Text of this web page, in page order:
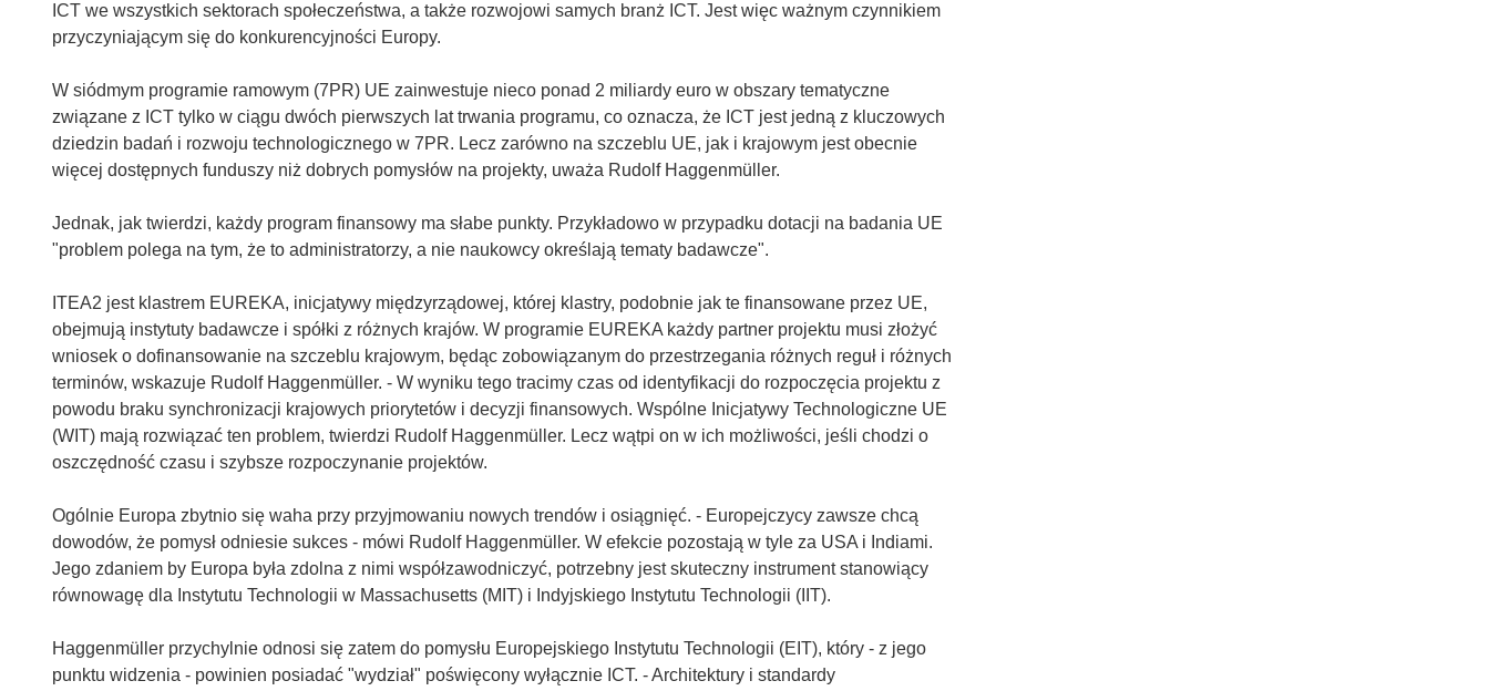
ICT we wszystkich sektorach społeczeństwa, a także rozwojowi samych branż ICT. Jest więc ważnym czynnikiem
przyczyniającym się do konkurencyjności Europy.
W siódmym programie ramowym (7PR) UE zainwestuje nieco ponad 2 miliardy euro w obszary tematyczne
związane z ICT tylko w ciągu dwóch pierwszych lat trwania programu, co oznacza, że ICT jest jedną z kluczowych
dziedzin badań i rozwoju technologicznego w 7PR. Lecz zarówno na szczeblu UE, jak i krajowym jest obecnie
więcej dostępnych funduszy niż dobrych pomysłów na projekty, uważa Rudolf Haggenmüller.
Jednak, jak twierdzi, każdy program finansowy ma słabe punkty. Przykładowo w przypadku dotacji na badania UE
"problem polega na tym, że to administratorzy, a nie naukowcy określają tematy badawcze".
ITEA2 jest klastrem EUREKA, inicjatywy międzyrządowej, której klastry, podobnie jak te finansowane przez UE,
obejmują instytuty badawcze i spółki z różnych krajów. W programie EUREKA każdy partner projektu musi złożyć
wniosek o dofinansowanie na szczeblu krajowym, będąc zobowiązanym do przestrzegania różnych reguł i różnych
terminów, wskazuje Rudolf Haggenmüller. - W wyniku tego tracimy czas od identyfikacji do rozpoczęcia projektu z
powodu braku synchronizacji krajowych priorytetów i decyzji finansowych. Wspólne Inicjatywy Technologiczne UE
(WIT) mają rozwiązać ten problem, twierdzi Rudolf Haggenmüller. Lecz wątpi on w ich możliwości, jeśli chodzi o
oszczędność czasu i szybsze rozpoczynanie projektów.
Ogólnie Europa zbytnio się waha przy przyjmowaniu nowych trendów i osiągnięć. - Europejczycy zawsze chcą
dowodów, że pomysł odniesie sukces - mówi Rudolf Haggenmüller. W efekcie pozostają w tyle za USA i Indiami.
Jego zdaniem by Europa była zdolna z nimi współzawodniczyć, potrzebny jest skuteczny instrument stanowiący
równowagę dla Instytutu Technologii w Massachusetts (MIT) i Indyjskiego Instytutu Technologii (IIT).
Haggenmüller przychylnie odnosi się zatem do pomysłu Europejskiego Instytutu Technologii (EIT), który - z jego
punktu widzenia - powinien posiadać "wydział" poświęcony wyłącznie ICT. - Architektury i standardy